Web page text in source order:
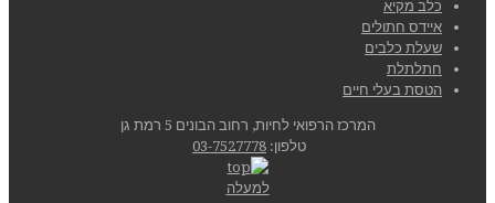
כלב מקיא
איידס חתולים
שעלת כלבים
חתלתלת
הטסת בעלי חיים
המרכז הרפואי לחיות, רחוב הבונים 5 רמת גן
טלפון: 03-7527778
למעלה